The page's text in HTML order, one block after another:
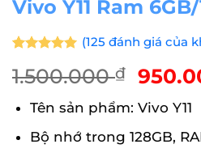
Vivo Y11 Ram
dựa trên
đánh giá
(125 đánh giá của
1.500.000₫
Giá
gốc
là:
Tên sản phẩm: Vivo Y11
Bộ nhớ trong 128GB,